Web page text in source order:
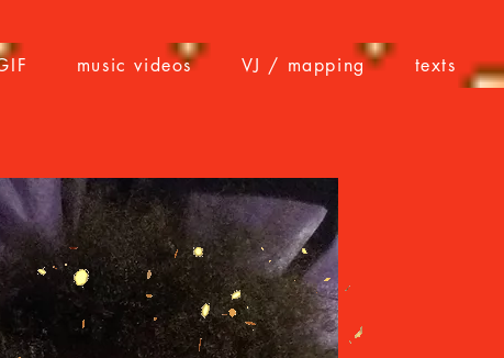
music videos VJ / mapping texts